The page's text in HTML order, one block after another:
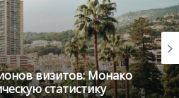
визитов: Монако
статистику